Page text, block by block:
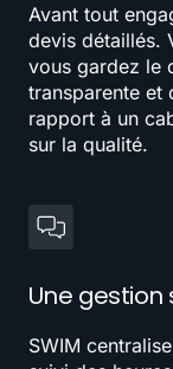
Avant tout
devis détaillés.
vous gardez le
transparente et
rapport à un
sur la qualité.
Une gestion
SWIM